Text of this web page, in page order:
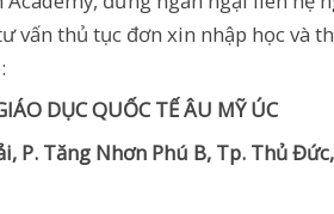
vấn thủ tục đơn xin nhập học và
DỤC QUỐC TẾ ÂU MỸ ÚC
P. Tăng Nhơn Phú B, Tp. Thủ